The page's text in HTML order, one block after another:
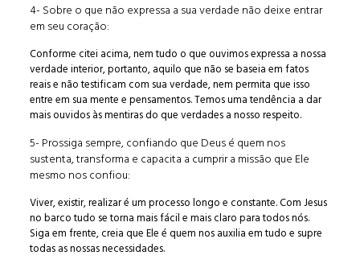
4- Sobre o que não expressa a sua verdade não deixe entrar
em seu coração:
Conforme citei acima, nem tudo o que ouvimos expressa a nossa
verdade interior, portanto, aquilo que não se baseia em fatos
reais e não testificam com sua verdade, nem permita que isso
entre em sua mente e pensamentos. Temos uma tendência a dar
mais ouvidos às mentiras do que verdades a nosso respeito.
5- Prossiga sempre, confiando que Deus é quem nos
sustenta, transforma e capacita a cumprir a missão que Ele
mesmo nos confiou:
Viver, existir, realizar é um processo longo e constante. Com Jesus
no barco tudo se torna mais fácil e mais claro para todos nós.
Siga em frente, creia que Ele é quem nos auxilia em tudo e supre
todas as nossas necessidades.